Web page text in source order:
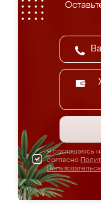
Я соглашаюсь
согласно